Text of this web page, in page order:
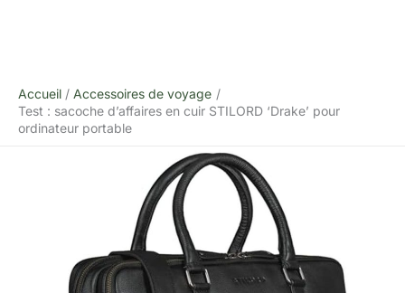
Accueil
Accessoires de voyage
Test : sacoche d’affaires en cuir STILORD ‘Drake’ pour
ordinateur portable